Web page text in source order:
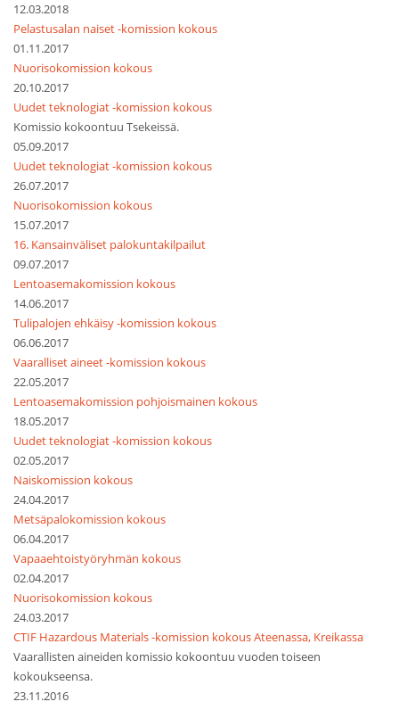
12.03.2018
Pelastusalan naiset -komission kokous
01.11.2017
Nuorisokomission kokous
20.10.2017
Uudet teknologiat -komission kokous
Komissio kokoontuu Tsekeissä.
05.09.2017
Uudet teknologiat -komission kokous
26.07.2017
Nuorisokomission kokous
15.07.2017
16. Kansainväliset palokuntakilpailut
09.07.2017
Lentoasemakomission kokous
14.06.2017
Tulipalojen ehkäisy -komission kokous
06.06.2017
Vaaralliset aineet -komission kokous
22.05.2017
Lentoasemakomission pohjoismainen kokous
18.05.2017
Uudet teknologiat -komission kokous
02.05.2017
Naiskomission kokous
24.04.2017
Metsäpalokomission kokous
06.04.2017
Vapaaehtoistyöryhmän kokous
02.04.2017
Nuorisokomission kokous
24.03.2017
CTIF Hazardous Materials -komission kokous Ateenassa, Kreikassa
Vaarallisten aineiden komissio kokoontuu vuoden toiseen
kokoukseensa.
23.11.2016